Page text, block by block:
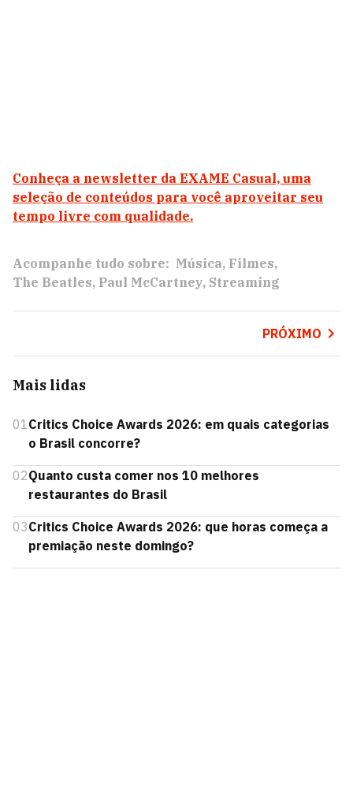
Conheça a newsletter da EXAME Casual, uma
seleção de conteúdos para você aproveitar seu
tempo livre com qualidade.
Acompanhe tudo sobre: Música Filmes
The Beatles Paul McCartney Streaming
PRÓXIMO
Mais lidas
01Critics Choice Awards 2026: em quais categorias
o Brasil concorre?
02Quanto custa comer nos 10 melhores
restaurantes do Brasil
03Critics Choice Awards 2026: que horas começa a
premiação neste domingo?